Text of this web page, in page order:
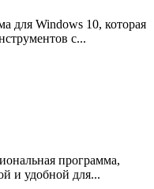
для Windows 10, которая
с...
программа,
и удобной для...